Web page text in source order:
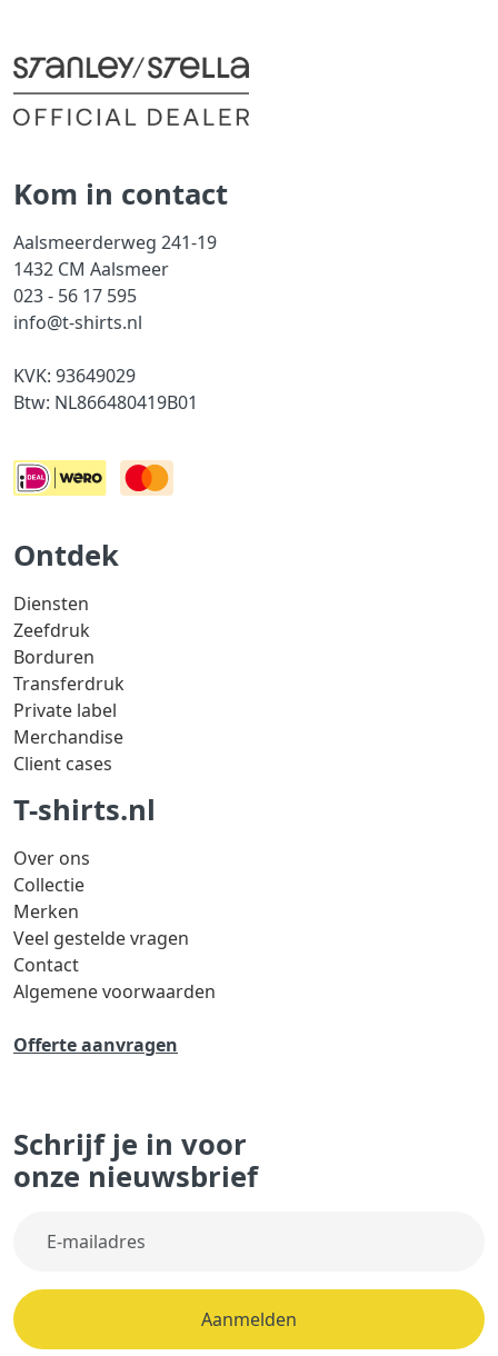
Kom in contact
Aalsmeerderweg 241-19
1432 CM Aalsmeer
023 - 56 17 595
info@t-shirts.nl
KVK: 93649029
Btw: NL866480419B01
Ontdek
Diensten
Zeefdruk
Borduren
Transferdruk
Private label
Merchandise
Client cases
T-shirts.nl
Over ons
Collectie
Merken
Veel gestelde vragen
Contact
Algemene voorwaarden
Offerte aanvragen
Schrijf je in voor
onze nieuwsbrief
Aanmelden